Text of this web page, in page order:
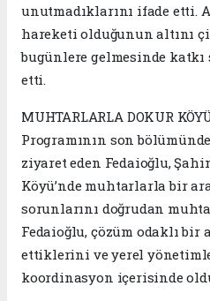
unutmadıklarını ifade etti.
hareketi olduğunun altını
bugünlere gelmesinde
etti.
MUHTARLARLA DOKUR
Programının son
ziyaret eden Fedaioğlu,
Köyü’nde muhtarlarla bir
sorunlarını doğrudan
Fedaioğlu, çözüm odaklı bir
ettiklerini ve yerel
koordinasyon içerisinde